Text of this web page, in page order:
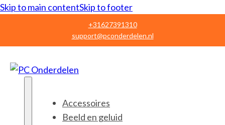
Skip to main contentSkip to footer
+31627391310
support@pconderdelen.nl
Accessoires
Beeld en geluid